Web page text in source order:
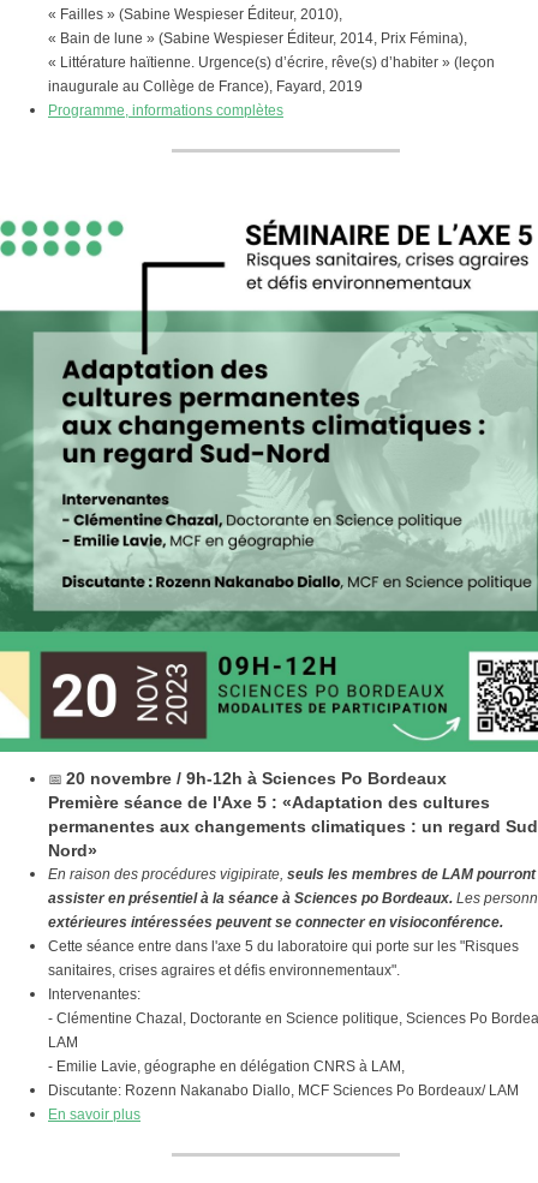
« Failles » (Sabine Wespieser Éditeur, 2010),
« Bain de lune » (Sabine Wespieser Éditeur, 2014, Prix Fémina),
« Littérature haïtienne. Urgence(s) d’écrire, rêve(s) d’habiter » (leçon
inaugurale au Collège de France), Fayard, 2019
Programme, informations complètes
📅 20 novembre / 9h-12h à Sciences Po Bordeaux
Première séance de l'Axe 5 : «Adaptation des cultures
permanentes aux changements climatiques : un regard
Nord»
En raison des procédures vigipirate, seuls les membres de LAM pourront
assister en présentiel à la séance à Sciences po Bordeaux. Les
extérieures intéressées peuvent se connecter en visioconférence.
Cette séance entre dans l'axe 5 du laboratoire qui porte sur les "Risques
sanitaires, crises agraires et défis environnementaux".
Intervenantes:
- Clémentine Chazal, Doctorante en Science politique, Sciences Po
LAM
- Emilie Lavie, géographe en délégation CNRS à LAM,
Discutante: Rozenn Nakanabo Diallo, MCF Sciences Po Bordeaux/ LAM
En savoir plus